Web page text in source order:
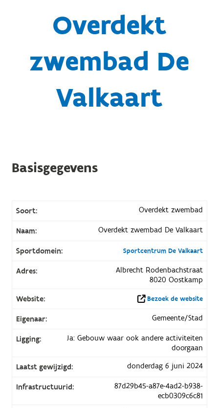
Overdekt
zwembad De
Valkaart
Basisgegevens
Soort: Overdekt zwembad
Naam: Overdekt zwembad De Valkaart
Sportdomein: Sportcentrum De Valkaart
Adres:
Albrecht Rodenbachstraat
8020 Oostkamp
Website:
Bezoek de website
Eigenaar: Gemeente/Stad
Ligging:
Ja: Gebouw waar ook andere activiteiten
doorgaan
Laatst gewijzigd:
donderdag 6 juni 2024
Infrastructuurid:
87d29b45-a87e-4ad2-b938-
ecb0309c6c81